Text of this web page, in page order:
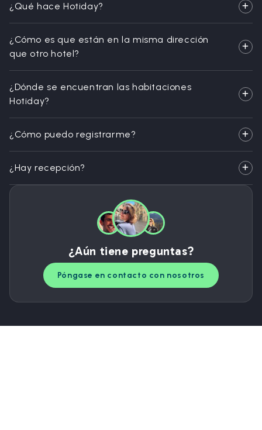
¿Qué hace Hotiday?
¿Cómo es que están en la misma dirección
que otro hotel?
¿Dónde se encuentran las habitaciones
Hotiday?
¿Cómo puedo registrarme?
¿Hay recepción?
¿Aún tiene preguntas?
Póngase en contacto con nosotros